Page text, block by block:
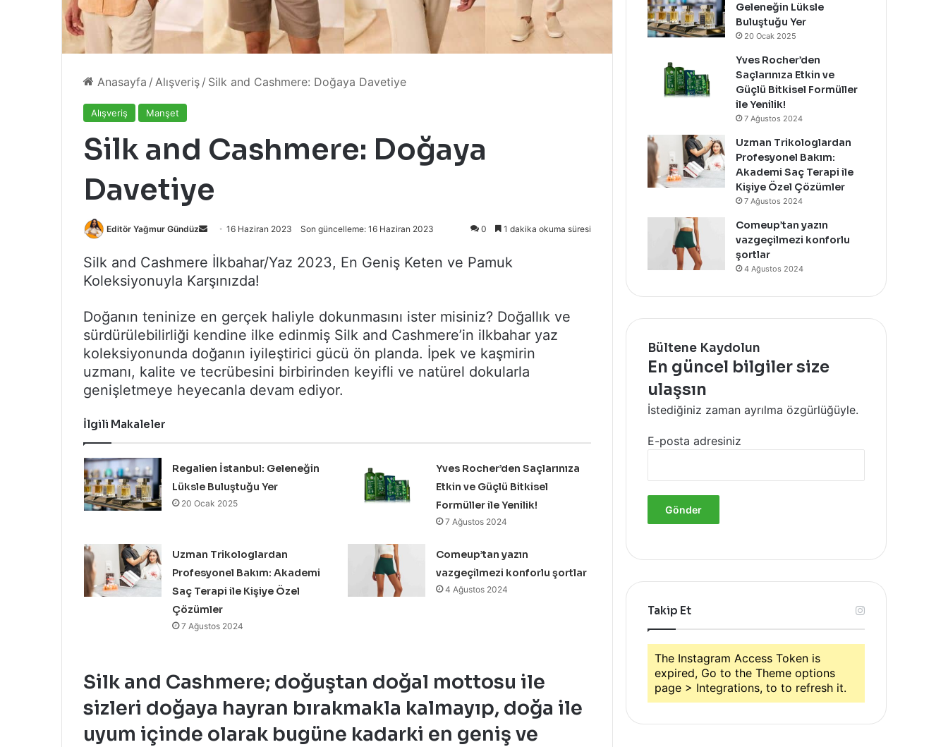
Anasayfa / Alışveriş / Silk and Cashmere: Doğaya Davetiye
Alışveriş Manşet
Silk and Cashmere: Doğaya
Davetiye
Editör Yağmur Gündüz
Bir
posta
göndermek
16 Haziran 2023 Son güncelleme: 16 Haziran 2023 0 1 dakika okuma süresi
Silk and Cashmere İlkbahar/Yaz 2023, En Geniş Keten ve Pamuk
Koleksiyonuyla Karşınızda!
Doğanın teninize en gerçek haliyle dokunmasını ister misiniz? Doğallık ve
sürdürülebilirliği kendine ilke edinmiş Silk and Cashmere’in ilkbahar yaz
koleksiyonunda doğanın iyileştirici gücü ön planda. İpek ve kaşmirin
uzmanı, kalite ve tecrübesini birbirinden keyifli ve natürel dokularla
genişletmeye heyecanla devam ediyor.
İlgili Makaleler
Regalien İstanbul: Geleneğin
Lüksle Buluştuğu Yer
20 Ocak 2025
Yves Rocher’den Saçlarınıza
Etkin ve Güçlü Bitkisel
Formüller ile Yenilik!
7 Ağustos 2024
Uzman Trikologlardan
Profesyonel Bakım: Akademi
Saç Terapi ile Kişiye Özel
Çözümler
7 Ağustos 2024
Comeup’tan yazın
vazgeçilmezi konforlu şortlar
4 Ağustos 2024
Silk and Cashmere; doğuştan doğal mottosu ile
sizleri doğaya hayran bırakmakla kalmayıp, doğa ile
uyum içinde olarak bugüne kadarki en geniş ve
Geleneğin Lüksle
Buluştuğu Yer
20 Ocak 2025
Yves Rocher’den
Saçlarınıza Etkin ve
Güçlü Bitkisel Formüller
ile Yenilik!
7 Ağustos 2024
Uzman Trikologlardan
Profesyonel Bakım:
Akademi Saç Terapi ile
Kişiye Özel Çözümler
7 Ağustos 2024
Comeup’tan yazın
vazgeçilmezi konforlu
şortlar
4 Ağustos 2024
Bültene Kaydolun
En güncel bilgiler size
ulaşsın
İstediğiniz zaman ayrılma özgürlüğüyle.
E-posta adresiniz
Takip Et
The Instagram Access Token is
expired, Go to the Theme options
page > Integrations, to to refresh it.